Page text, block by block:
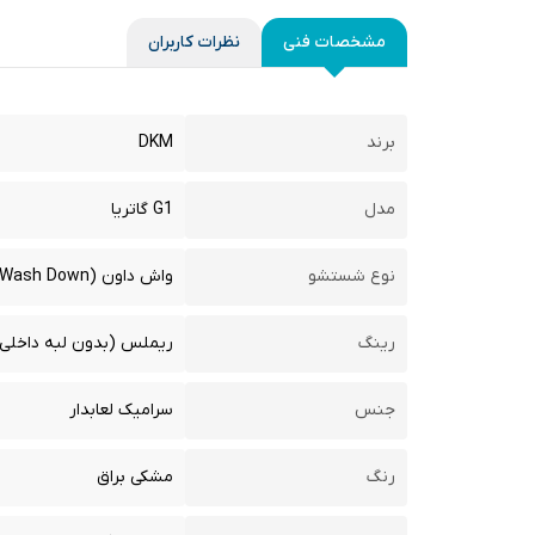
مشخصات فنی نظرات کاربران
برند DKM
مدل G1 گاتریا
نوع شستشو واش داون (Wash Down)
رینگ ریملس (بدون لبه
جنس سرامیک لعابدار
رنگ مشکی براق